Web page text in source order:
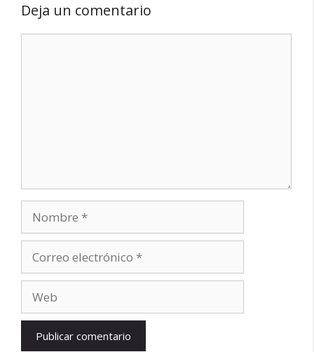
Deja un comentario
electrónico